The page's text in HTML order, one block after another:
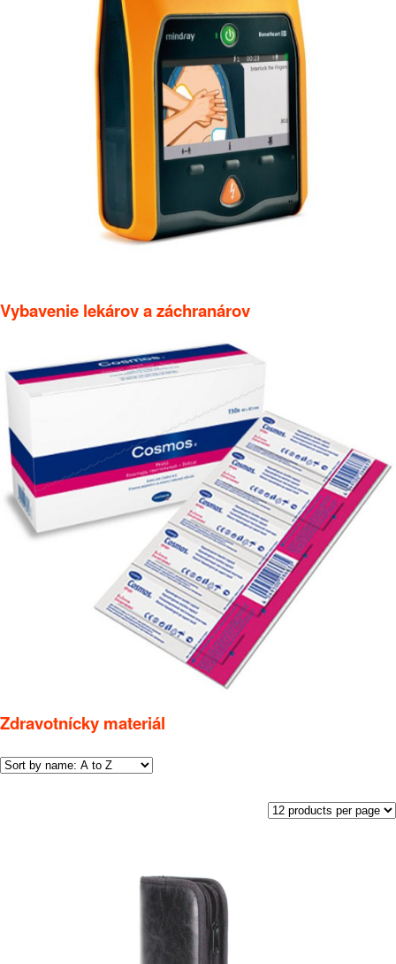
Vybavenie lekárov a záchranárov
Zdravotnícky materiál